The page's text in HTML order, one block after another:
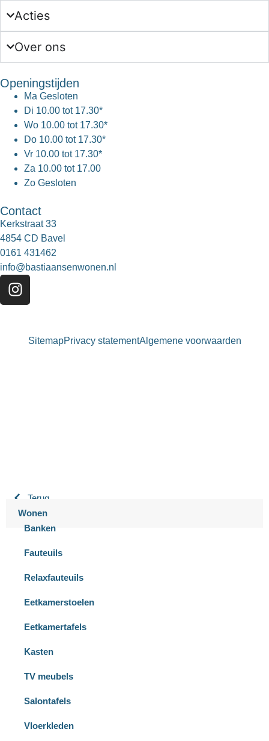
Acties
Over ons
Openingstijden
Ma Gesloten
Di 10.00 tot 17.30*
Wo 10.00 tot 17.30*
Do 10.00 tot 17.30*
Vr 10.00 tot 17.30*
Za 10.00 tot 17.00
Zo Gesloten
Contact
Kerkstraat 33
4854 CD Bavel
0161 431462
info@bastiaansenwonen.nl
SitemapPrivacy statementAlgemene voorwaarden
Terug
Wonen
Banken
Fauteuils
Relaxfauteuils
Eetkamerstoelen
Eetkamertafels
Kasten
TV meubels
Salontafels
Vloerkleden